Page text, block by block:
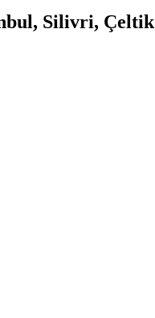
Silivri, Çeltik